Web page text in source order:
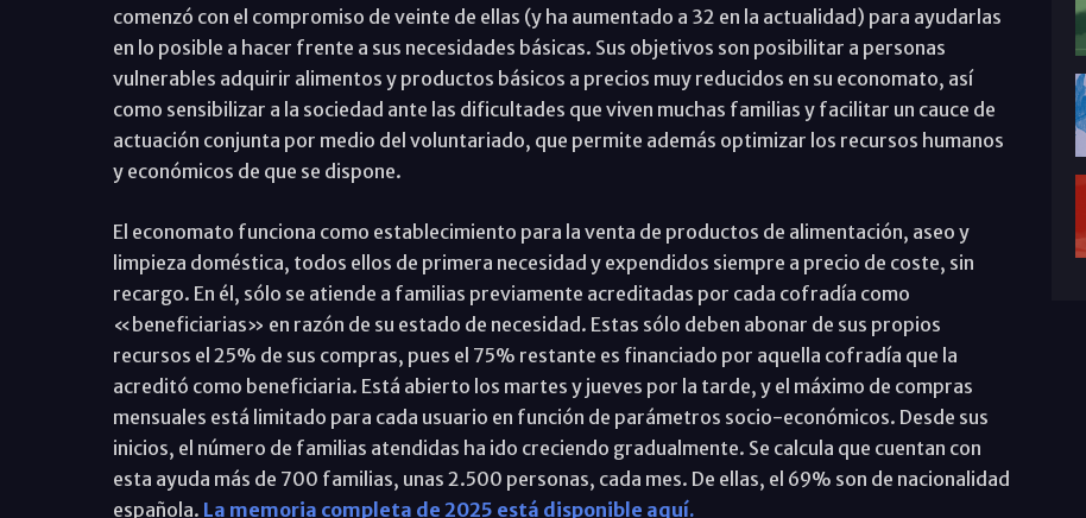
comenzó con el compromiso de veinte de ellas (y ha aumentado a 32 en la actualidad) para ayudarlas
en lo posible a hacer frente a sus necesidades básicas. Sus objetivos son posibilitar a personas
vulnerables adquirir alimentos y productos básicos a precios muy reducidos en su economato, así
como sensibilizar a la sociedad ante las dificultades que viven muchas familias y facilitar un cauce de
actuación conjunta por medio del voluntariado, que permite además optimizar los recursos humanos
y económicos de que se dispone.
El economato funciona como establecimiento para la venta de productos de alimentación, aseo y
limpieza doméstica, todos ellos de primera necesidad y expendidos siempre a precio de coste, sin
recargo. En él, sólo se atiende a familias previamente acreditadas por cada cofradía como
«beneficiarias» en razón de su estado de necesidad. Estas sólo deben abonar de sus propios
recursos el 25% de sus compras, pues el 75% restante es financiado por aquella cofradía que la
acreditó como beneficiaria. Está abierto los martes y jueves por la tarde, y el máximo de compras
mensuales está limitado para cada usuario en función de parámetros socio-económicos. Desde sus
inicios, el número de familias atendidas ha ido creciendo gradualmente. Se calcula que cuentan con
esta ayuda más de 700 familias, unas 2.500 personas, cada mes. De ellas, el 69% son de nacionalidad
española. La memoria completa de 2025 está disponible aquí.